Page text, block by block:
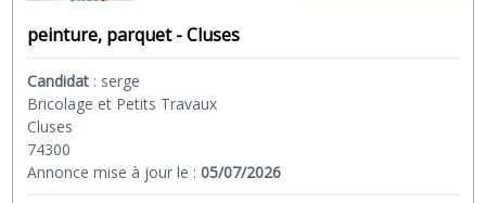
peinture, parquet - Cluses
Candidat : serge
Bricolage et Petits Travaux
Cluses
74300
Annonce mise à jour le :05/07/2026